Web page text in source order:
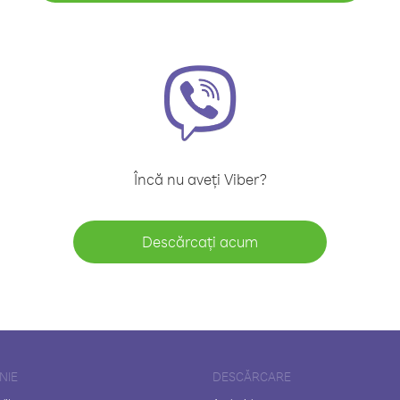
Încă nu aveți Viber?
Descărcați acum
DESCĂRCARE